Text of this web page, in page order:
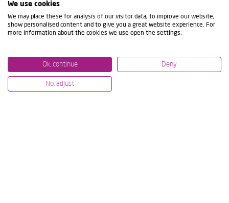
We use cookies
We may place these for analysis of our visitor data, to improve our website,
show personalised content and to give you a great website experience. For
more information about the cookies we use open the settings.
Ok, continue Deny
No, adjust